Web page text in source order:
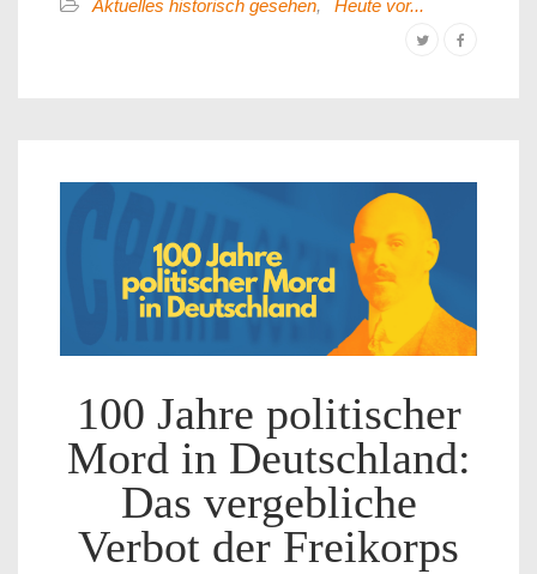
Aktuelles historisch gesehen, Heute vor...
100 Jahre politischer
Mord in Deutschland:
Das vergebliche
Verbot der Freikorps